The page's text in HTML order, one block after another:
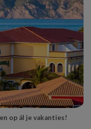
op ál je vakanties!